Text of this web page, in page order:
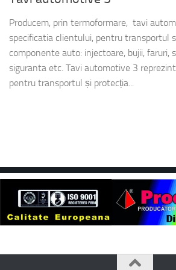
Producem, prin termoformare, tavi
specificatia clientului, pentru transportul
componente auto: injectoare, bujii, faruri,
siguranta etc. Tavi automotive 3
pentru transportul și protecția...